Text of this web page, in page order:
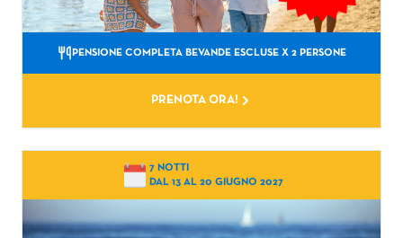
Contatti Village Hotel
Per comunicare direttamente con l'hotel
PENSIONE COMPLETA BEVANDE ESCLUSE X 2 PERSONE
PRENOTA ORA!
7 NOTTI
DAL 13 AL 20 GIUGNO 2027